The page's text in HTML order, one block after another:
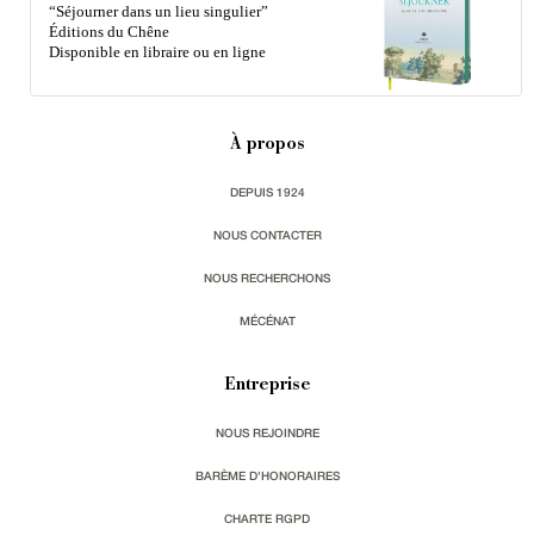
“Séjourner dans un lieu singulier”
Éditions du Chêne
Disponible en libraire ou en ligne
À propos
DEPUIS 1924
NOUS CONTACTER
NOUS RECHERCHONS
MÉCÉNAT
Entreprise
NOUS REJOINDRE
BARÈME D'HONORAIRES
CHARTE RGPD